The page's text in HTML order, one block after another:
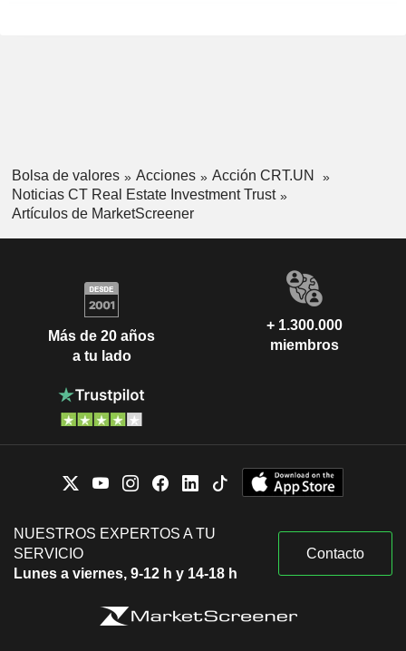
Bolsa de valores Acciones
Acción CRT.UN
Noticias CT Real Estate Investment Trust
Artículos de MarketScreener
Más de 20 años
a tu lado
+ 1.300.000
miembros
NUESTROS EXPERTOS A TU
SERVICIO
Lunes a viernes, 9-12 h y 14-18 h
Contacto